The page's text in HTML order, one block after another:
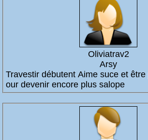
Oliviatrav2
Arsy
Travestir débutent Aime suce et être pris en mains p
our devenir encore plus salope